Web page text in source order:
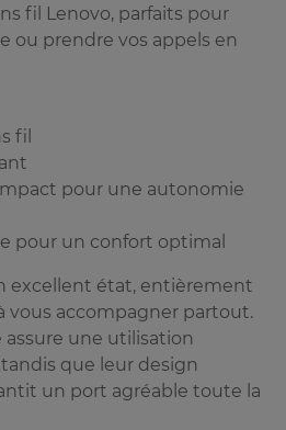
fil Lenovo, parfaits pour
ou prendre vos appels en
fil
pour une autonomie
pour un confort optimal
excellent état, entièrement
vous accompagner partout.
une utilisation
que leur design
un port agréable toute la